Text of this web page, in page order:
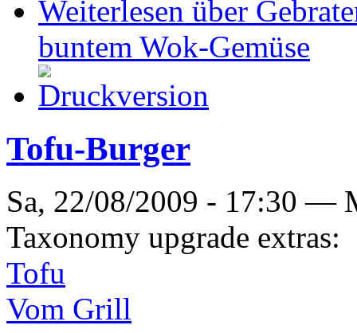
Weiterlesen über
buntem Wok-Gemüse
Tofu-Burger
Sa, 22/08/2009 - 17:30 —
Taxonomy upgrade extras:
Tofu
Vom Grill